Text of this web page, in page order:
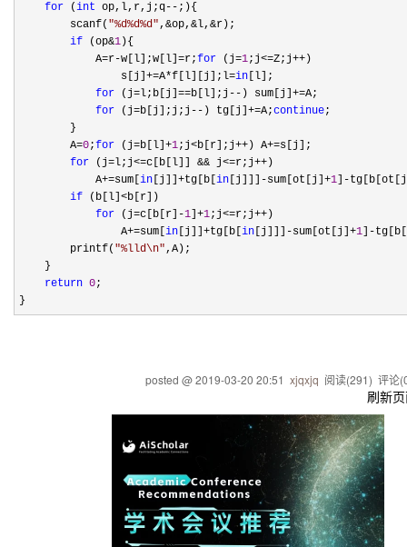
for (int op,l,r,j;q-- ;){
        scanf(
"%d%d%d",&op,&l,&r);
if (op&1 ){
            A
=r-w[l];w[l]=r;for (j=1;j<=Z;j++ )
                s[j]
+=A*f[l][j];l=in [l];
for (j=l;b[j]==b[l];j--) sum[j]+=A;
for (j=b[j];j;j--) tg[j]+=A;continue;
        }
        A
=0;for (j=b[l]+1;j<b[r];j++) A+=s[j];
for (j=l;j<=c[b[l]] && j<=r;j++ )
            A
+=sum[ in [j]]+tg[b[ in [j]]]-sum[ot[j]+1 ]-
if (b[l]<b[r])
for (j=c[b[r]-1 ]+1;j<=r;j++ )
                A
+=sum[ in [j]]+tg[b[ in [j]]]-sum[ot[j]+1 ]-
        printf(
"%lld\n",A);
    }
return 0;
}
posted @2019-03-20 20:51 xjqxjq 阅读(291) 评论(
刷新